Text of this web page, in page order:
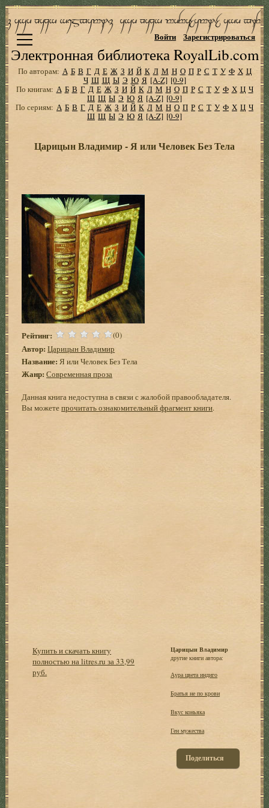
Электронная библиотека RoyalLib.com
Войти Зарегистрироваться
По авторам: А Б В Г Д Е Ж З И Й К Л М Н О П Р С Т У Ф Х Ц
Ч Ш Щ Ы Э Ю Я [A-Z] [0-9]
По книгам: А Б В Г Д Е Ж З И Й К Л М Н О П Р С Т У Ф Х Ц Ч
Ш Щ Ы Э Ю Я [A-Z] [0-9]
По сериям: А Б В Г Д Е Ж З И Й К Л М Н О П Р С Т У Ф Х Ц Ч
Ш Щ Ы Э Ю Я [A-Z] [0-9]
Царицын Владимир - Я или Человек Без Тела
Рейтинг: (0)
Автор: Царицын Владимир
Название: Я или Человек Без Тела
Жанр: Современная проза
Данная книга недоступна в связи с жалобой правообладателя.
Вы можетепрочитать ознакомительный фрагмент книги.
Купить и скачать книгу
полностью на litres.ru за 33,99
руб.
Царицын Владимир
другие книги автора:
Аура цвета индиго
Братья не по крови
Вкус коньяка
Ген мужества
Поделиться